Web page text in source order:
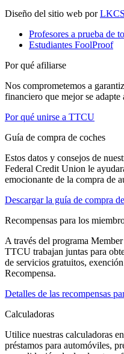
Diseño del sitio web porLKCS
Profesores a prueba de
Estudiantes FoolProof
Por qué afiliarse
Nos comprometemos a
financiero que mejor se adapte
Por qué unirse a TTCU
Guía de compra de coches
Estos datos y consejos de
Federal Credit Union le
emocionante de la compra de
Descargar la guía de compra
Recompensas para los
A través del programa
TTCU trabajan juntas para
de servicios gratuitos,
Recompensa.
Detalles de las recompensas
Calculadoras
Utilice nuestras calculadoras
préstamos para automóviles,